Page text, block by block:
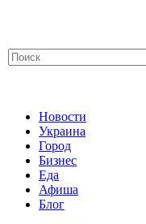
Новости
Украина
Город
Бизнес
Еда
Афиша
Блог